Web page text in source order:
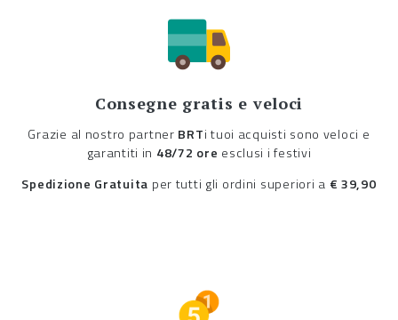
Consegne gratis e veloci
Grazie al nostro partner BRTi tuoi acquisti sono veloci e
garantiti in 48/72 ore esclusi i festivi
Spedizione Gratuita per tutti gli ordini superiori a € 39,90